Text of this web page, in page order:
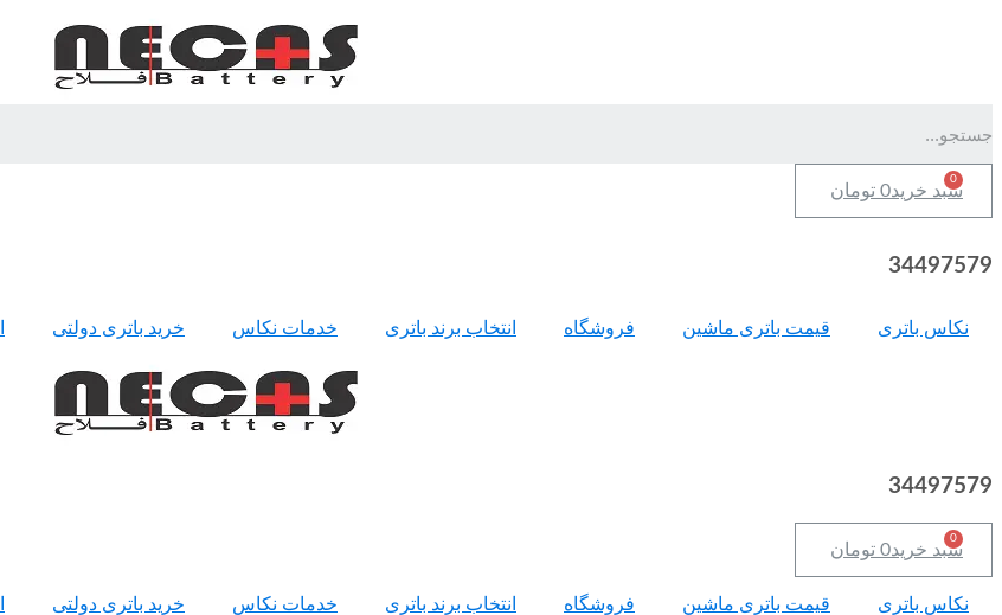
0 تومان سبد خرید
34497579
نکاس باتری قیمت باتری ماشین فروشگاه انتخاب برند باتری خدمات نکاس خرید باتری دولتی
34497579
0 تومان سبد خرید
نکاس باتری قیمت باتری ماشین فروشگاه انتخاب برند باتری خدمات نکاس خرید باتری دولتی